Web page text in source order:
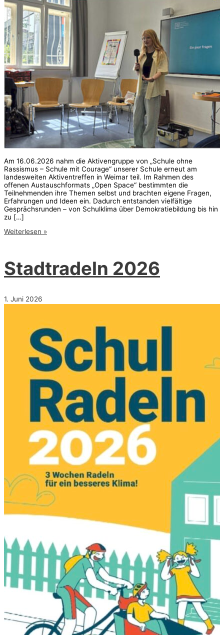
Am 16.06.2026 nahm die Aktivengruppe von „Schule ohne
Rassismus – Schule mit Courage“ unserer Schule erneut am
landesweiten Aktiventreffen in Weimar teil. Im Rahmen des
offenen Austauschformats „Open Space“ bestimmten die
Teilnehmenden ihre Themen selbst und brachten eigene Fragen,
Erfahrungen und Ideen ein. Dadurch entstanden vielfältige
Gesprächsrunden – von Schulklima über Demokratiebildung bis hin
zu […]
Aktiventreffen
Rassismus
–
Schule
Courage“
(16.06.2026)
Weiterlesen »
Stadtradeln 2026
1. Juni 2026